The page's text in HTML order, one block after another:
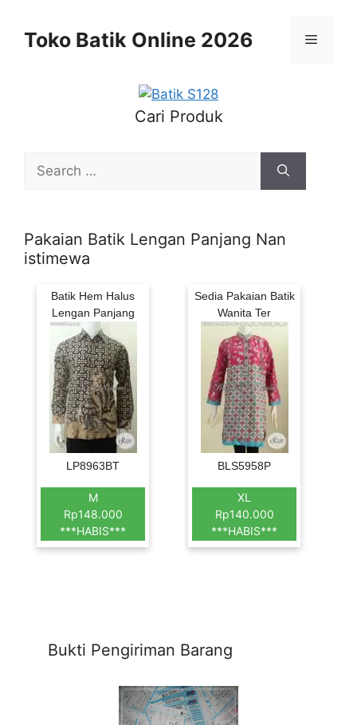
contentToko Batik Online 2026 Menu
Cari Produk
for:
Pakaian Batik Lengan Panjang Nan
istimewa
Batik Hem Halus
Lengan Panjang
LP8963BT
M
Rp148.000
***HABIS***
Sedia Pakaian Batik
Wanita Ter
BLS5958P
XL
Rp140.000
***HABIS***
Bukti Pengiriman Barang